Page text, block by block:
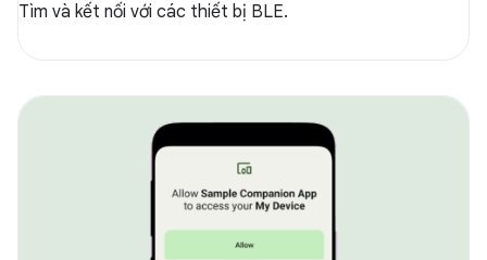
Tìm và kết nối với các thiết bị BLE.